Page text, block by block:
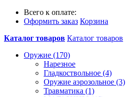
Всего к оплате:
Оформить заказ Корзина
Каталог товаров Каталог товаров
Оружие (170)
Нарезное
Гладкоствольное (4)
Оружие аэрозольное (3)
Травматика (1)